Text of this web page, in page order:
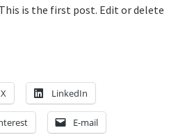
is the first post. Edit or delete
X LinkedIn
E-mail